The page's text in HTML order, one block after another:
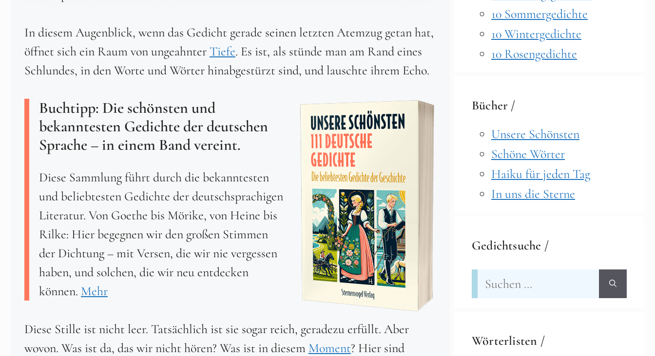
In diesem Augenblick, wenn das Gedicht gerade seinen letzten Atemzug getan hat,
öffnet sich ein Raum von ungeahnter Tiefe. Es ist, als stünde man am Rand eines
Schlundes, in den Worte und Wörter hinabgestürzt sind, und lauschte ihrem Echo.
Buchtipp: Die schönsten und
bekanntesten Gedichte der deutschen
Sprache – in einem Band vereint.
Diese Sammlung führt durch die bekanntesten
und beliebtesten Gedichte der deutschsprachigen
Literatur. Von Goethe bis Mörike, von Heine bis
Rilke: Hier begegnen wir den großen Stimmen
der Dichtung – mit Versen, die wir nie vergessen
haben, und solchen, die wir neu entdecken
können. Mehr
Diese Stille ist nicht leer. Tatsächlich ist sie sogar reich, geradezu erfüllt. Aber
wovon. Was ist da, das wir nicht hören? Was ist in diesem Moment? Hier sind
10 Sommergedichte
10 Wintergedichte
10 Rosengedichte
Bücher /
Unsere Schönsten
Schöne Wörter
Haiku für jeden Tag
In uns die Sterne
Gedichtsuche /
Suchen
nach:
Wörterlisten /